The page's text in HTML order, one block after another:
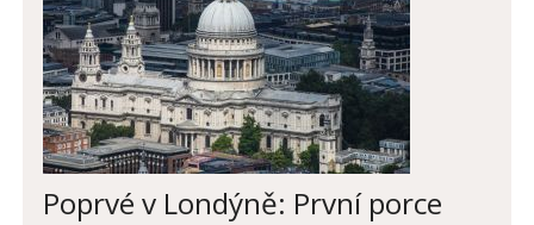
Poprvé v Londýně: První porce